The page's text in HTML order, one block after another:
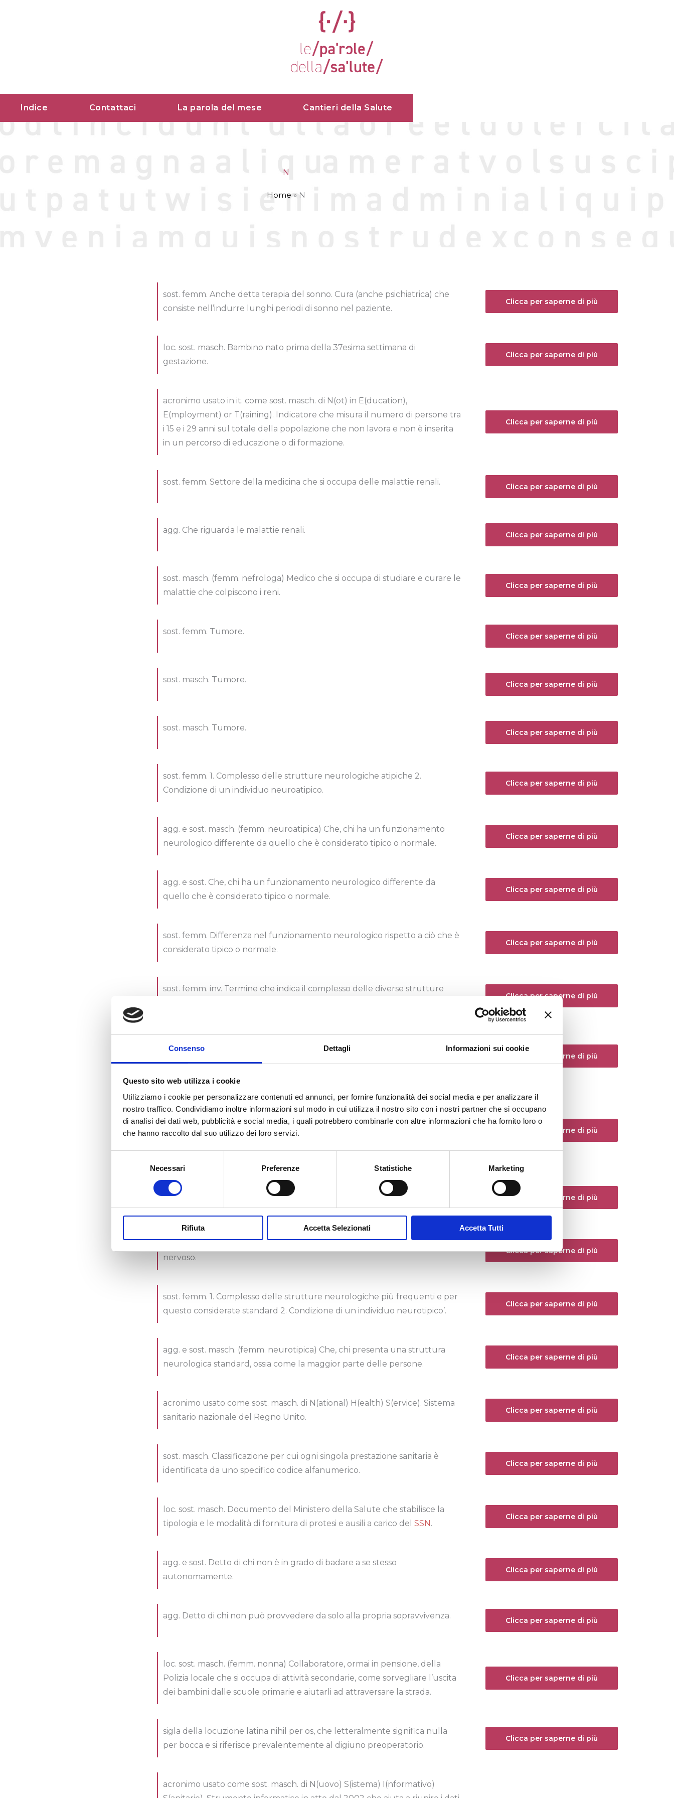
Consenso Dettagli Informazioni sui cookie
Questo sito web utilizza i cookie
Utilizziamo i cookie per personalizzare contenuti ed annunci, per fornire funzionalità dei social media e per analizzare il
nostro traffico. Condividiamo inoltre informazioni sul modo in cui utilizza il nostro sito con i nostri partner che si occupano
di analisi dei dati web, pubblicità e social media, i quali potrebbero combinarle con altre informazioni che ha fornito loro o
che hanno raccolto dal suo utilizzo dei loro servizi.
Necessari Preferenze Statistiche Marketing
Rifiuta Accetta Selezionati Accetta Tutti
Indice Contattaci La parola del mese Cantieri della Salute
N
Home » N
sost. femm. Anche detta terapia del sonno. Cura (anche psichiatrica) che
consiste nell’indurre lunghi periodi di sonno nel paziente.
Clicca per saperne di più
loc. sost. masch. Bambino nato prima della 37esima settimana di
gestazione.
Clicca per saperne di più
acronimo usato in it. come sost. masch. di N(ot) in E(ducation),
E(mployment) or T(raining). Indicatore che misura il numero di persone tra
i 15 e i 29 anni sul totale della popolazione che non lavora e non è inserita
in un percorso di educazione o di formazione.
Clicca per saperne di più
sost. femm. Settore della medicina che si occupa delle malattie renali. Clicca per saperne di più
agg. Che riguarda le malattie renali. Clicca per saperne di più
sost. masch. (femm. nefrologa) Medico che si occupa di studiare e curare le
malattie che colpiscono i reni.
Clicca per saperne di più
sost. femm. Tumore. Clicca per saperne di più
sost. masch. Tumore. Clicca per saperne di più
sost. masch. Tumore. Clicca per saperne di più
sost. femm. 1. Complesso delle strutture neurologiche atipiche 2.
Condizione di un individuo neuroatipico.
Clicca per saperne di più
agg. e sost. masch. (femm. neuroatipica) Che, chi ha un funzionamento
neurologico differente da quello che è considerato tipico o normale.
Clicca per saperne di più
agg. e sost. Che, chi ha un funzionamento neurologico differente da
quello che è considerato tipico o normale.
Clicca per saperne di più
sost. femm. Differenza nel funzionamento neurologico rispetto a ciò che è
considerato tipico o normale.
Clicca per saperne di più
sost. femm. inv. Termine che indica il complesso delle diverse strutture
Clicca per saperne di più
Clicca per saperne di più
agg. 1. Detto di ogni persona in quanto dotata di una struttura
neurologica propria 2. Detto di un gruppo composto da persone
neurotipiche e neuroatipiche. Impropriamente è usato come sinonimo di
neurodivergente.
Clicca per saperne di più
sost. masch. e femm. Medico che si occupa di curare e diagnosticare le
Clicca per saperne di più
nervoso.
Clicca per saperne di più
sost. femm. 1. Complesso delle strutture neurologiche più frequenti e per
questo considerate standard 2. Condizione di un individuo neurotipico’.
Clicca per saperne di più
agg. e sost. masch. (femm. neurotipica) Che, chi presenta una struttura
neurologica standard, ossia come la maggior parte delle persone.
Clicca per saperne di più
acronimo usato come sost. masch. di N(ational) H(ealth) S(ervice). Sistema
sanitario nazionale del Regno Unito.
Clicca per saperne di più
sost. masch. Classificazione per cui ogni singola prestazione sanitaria è
identificata da uno specifico codice alfanumerico.
Clicca per saperne di più
loc. sost. masch. Documento del Ministero della Salute che stabilisce la
tipologia e le modalità di fornitura di protesi e ausili a carico del SSN .
Clicca per saperne di più
agg. e sost. Detto di chi non è in grado di badare a se stesso
autonomamente.
Clicca per saperne di più
agg. Detto di chi non può provvedere da solo alla propria sopravvivenza. Clicca per saperne di più
loc. sost. masch. (femm. nonna) Collaboratore, ormai in pensione, della
Polizia locale che si occupa di attività secondarie, come sorvegliare l’uscita
dei bambini dalle scuole primarie e aiutarli ad attraversare la strada.
Clicca per saperne di più
sigla della locuzione latina nihil per os, che letteralmente significa nulla
per bocca e si riferisce prevalentemente al digiuno preoperatorio.
Clicca per saperne di più
acronimo usato come sost. masch. di N(uovo) S(istema) I(nformativo)